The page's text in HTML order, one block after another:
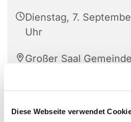
Diese Webseite verwendet
Dienstag, 7.
Uhr
Großer Saal
Vilsendorf,
33739 Bielefeld
Achim Meise